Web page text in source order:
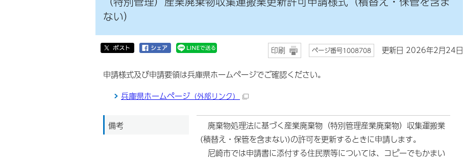
ない）
印刷 ページ番号1008708 更新日 2026年2月24日
申請様式及び申請要領は兵庫県ホームページでご確認ください。
兵庫県ホームページ （外部リンク）
備考
廃棄物処理法に基づく産業廃棄物（特別管理産業廃棄物）収集運搬業
(積替え・保管を含まない)の許可を更新するときに申請します。
尼崎市では申請書に添付する住民票等については、コピーでもかまい